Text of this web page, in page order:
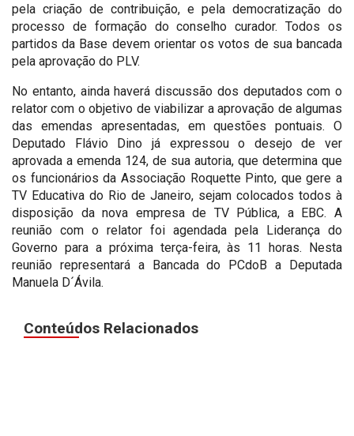
pela criação de contribuição, e pela democratização do
processo de formação do conselho curador. Todos os
partidos da Base devem orientar os votos de sua bancada
pela aprovação do PLV.
No entanto, ainda haverá discussão dos deputados com o
relator com o objetivo de viabilizar a aprovação de algumas
das emendas apresentadas, em questões pontuais. O
Deputado Flávio Dino já expressou o desejo de ver
aprovada a emenda 124, de sua autoria, que determina que
os funcionários da Associação Roquette Pinto, que gere a
TV Educativa do Rio de Janeiro, sejam colocados todos à
disposição da nova empresa de TV Pública, a EBC. A
reunião com o relator foi agendada pela Liderança do
Governo para a próxima terça-feira, às 11 horas. Nesta
reunião representará a Bancada do PCdoB a Deputada
Manuela D´Ávila.
Conteúdos Relacionados